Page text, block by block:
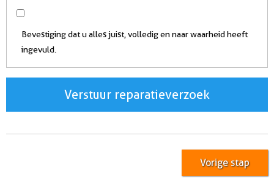
Bevestiging dat u alles juist, volledig en naar waarheid heeft
ingevuld.
Verstuur reparatieverzoek
Vorige stap